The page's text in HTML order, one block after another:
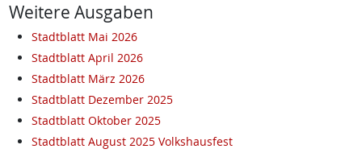
Weitere Ausgaben
Stadtblatt Mai 2026
Stadtblatt April 2026
Stadtblatt März 2026
Stadtblatt Dezember 2025
Stadtblatt Oktober 2025
Stadtblatt August 2025 Volkshausfest